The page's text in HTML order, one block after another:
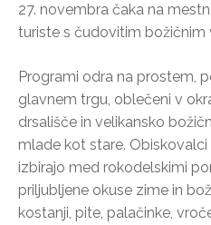
27. novembra čaka na
turiste s čudovitim božičnim
Programi odra na prostem,
glavnem trgu, oblečeni v
drsališče in velikansko
mlade kot stare.
izbirajo med rokodelskimi
priljubljene okuse zime in
kostanji, pite, palačinke,